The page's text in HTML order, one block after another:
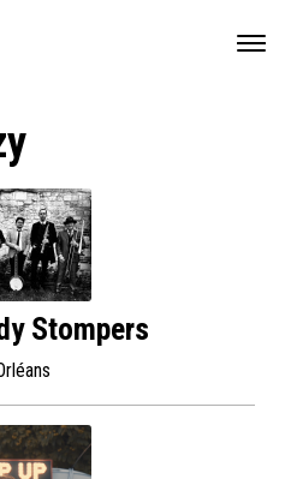
Stompers